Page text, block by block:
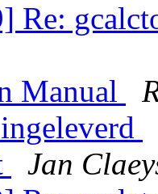
Re:
Manual
Jan